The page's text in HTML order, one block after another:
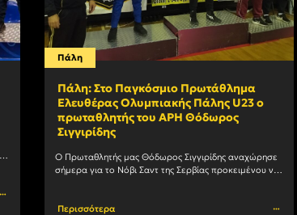
Πάλη
Πάλη: Στο Παγκόσμιο Πρωτάθλημα
Ελευθέρας Ολυμπιακής Πάλης U23 ο
πρωταθλητής του ΑΡΗ Θόδωρος
Σιγγιρίδης
Ο Πρωταθλητής μας Θόδωρος Σιγγιρίδης αναχώρησε
σήμερα για το Νόβι Σαντ της Σερβίας προκειμένου να
Περισσότερα